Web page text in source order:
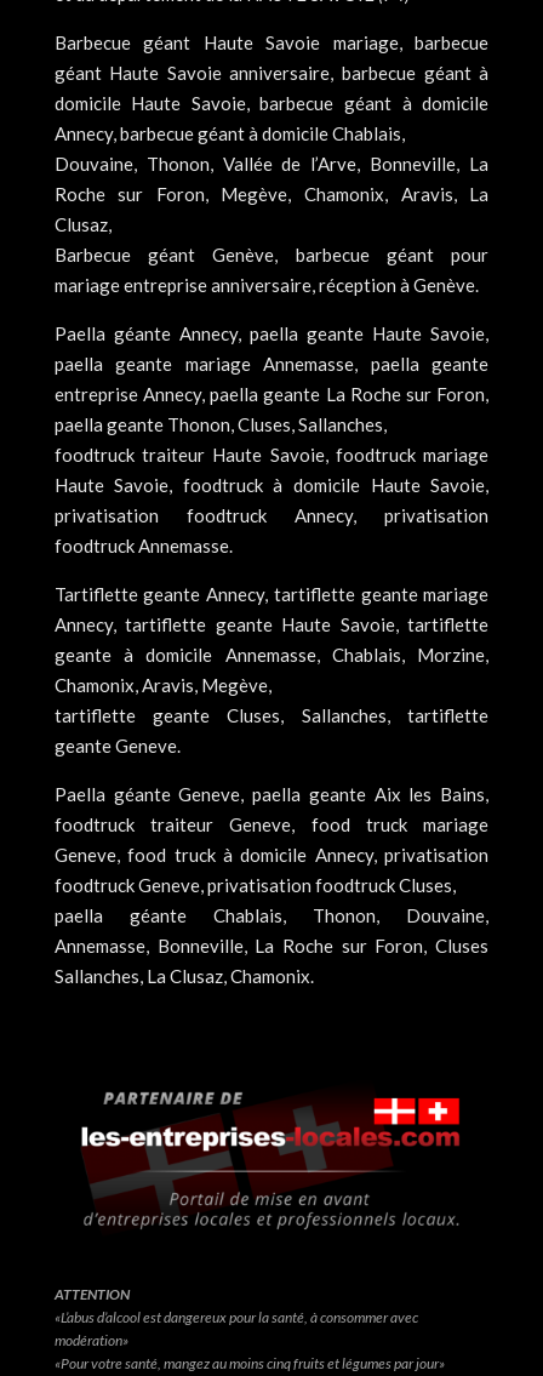
Barbecue géant Haute Savoie mariage, barbecue
géant Haute Savoie anniversaire, barbecue géant à
domicile Haute Savoie, barbecue géant à domicile
Annecy, barbecue géant à domicile Chablais,
Douvaine, Thonon, Vallée de l’Arve, Bonneville, La
Roche sur Foron, Megève, Chamonix, Aravis, La
Clusaz,
Barbecue géant Genève, barbecue géant pour
mariage entreprise anniversaire, réception à Genève.
Paella géante Annecy, paella geante Haute Savoie,
paella geante mariage Annemasse, paella geante
entreprise Annecy, paella geante La Roche sur Foron,
paella geante Thonon, Cluses, Sallanches,
foodtruck traiteur Haute Savoie, foodtruck mariage
Haute Savoie, foodtruck à domicile Haute Savoie,
privatisation foodtruck Annecy, privatisation
foodtruck Annemasse.
Tartiflette geante Annecy, tartiflette geante mariage
Annecy, tartiflette geante Haute Savoie, tartiflette
geante à domicile Annemasse, Chablais, Morzine,
Chamonix, Aravis, Megève,
tartiflette geante Cluses, Sallanches, tartiflette
geante Geneve.
Paella géante Geneve, paella geante Aix les Bains,
foodtruck traiteur Geneve, food truck mariage
Geneve, food truck à domicile Annecy, privatisation
foodtruck Geneve, privatisation foodtruck Cluses,
paella géante Chablais, Thonon, Douvaine,
Annemasse, Bonneville, La Roche sur Foron, Cluses
Sallanches, La Clusaz, Chamonix.
ATTENTION
«L’abus d’alcool est dangereux pour la santé, à consommer avec
modération»
«Pour votre santé, mangez au moins cinq fruits et légumes par jour»